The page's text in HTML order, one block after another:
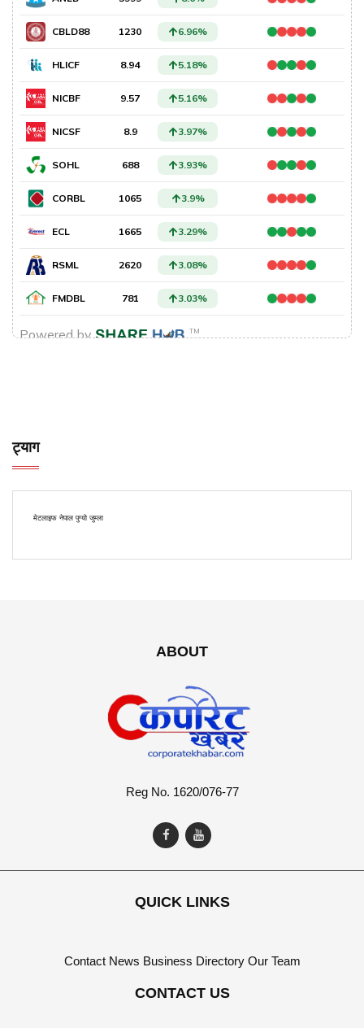
ट्याग
मेटलाइफ नेपाल पुग्यो जुम्ला
ABOUT
Reg No. 1620/076-77
QUICK LINKS
Contact News Business Directory Our Team
CONTACT US